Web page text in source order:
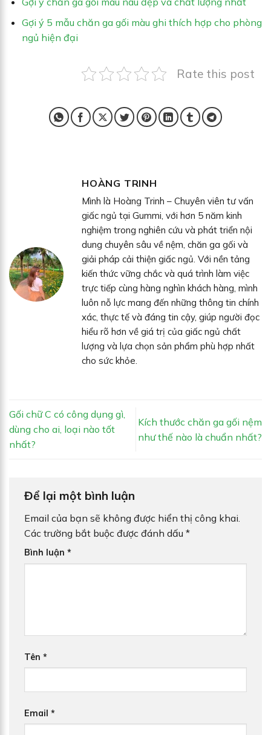
Gợi ý 5 mẫu chăn ga gối màu ghi thích hợp cho phòng
ngủ hiện đại
Rate this post
HOÀNG TRINH
Mình là Hoàng Trinh – Chuyên viên tư vấn
giấc ngủ tại Gummi, với hơn 5 năm kinh
nghiệm trong nghiên cứu và phát triển nội
dung chuyên sâu về nệm, chăn ga gối và
giải pháp cải thiện giấc ngủ. Với nền tảng
kiến thức vững chắc và quá trình làm việc
trực tiếp cùng hàng nghìn khách hàng, mình
luôn nỗ lực mang đến những thông tin chính
xác, thực tế và đáng tin cậy, giúp người đọc
hiểu rõ hơn về giá trị của giấc ngủ chất
lượng và lựa chọn sản phẩm phù hợp nhất
cho sức khỏe.
Gối chữ C có công dụng gì,
dùng cho ai, loại nào tốt
nhất?
Kích thước chăn ga gối nệm
như thế nào là chuẩn nhất?
Để lại một bình luận
Email của bạn sẽ không được hiển thị công khai.
Các trường bắt buộc được đánh dấu *
Bình luận *
Tên *
Email *